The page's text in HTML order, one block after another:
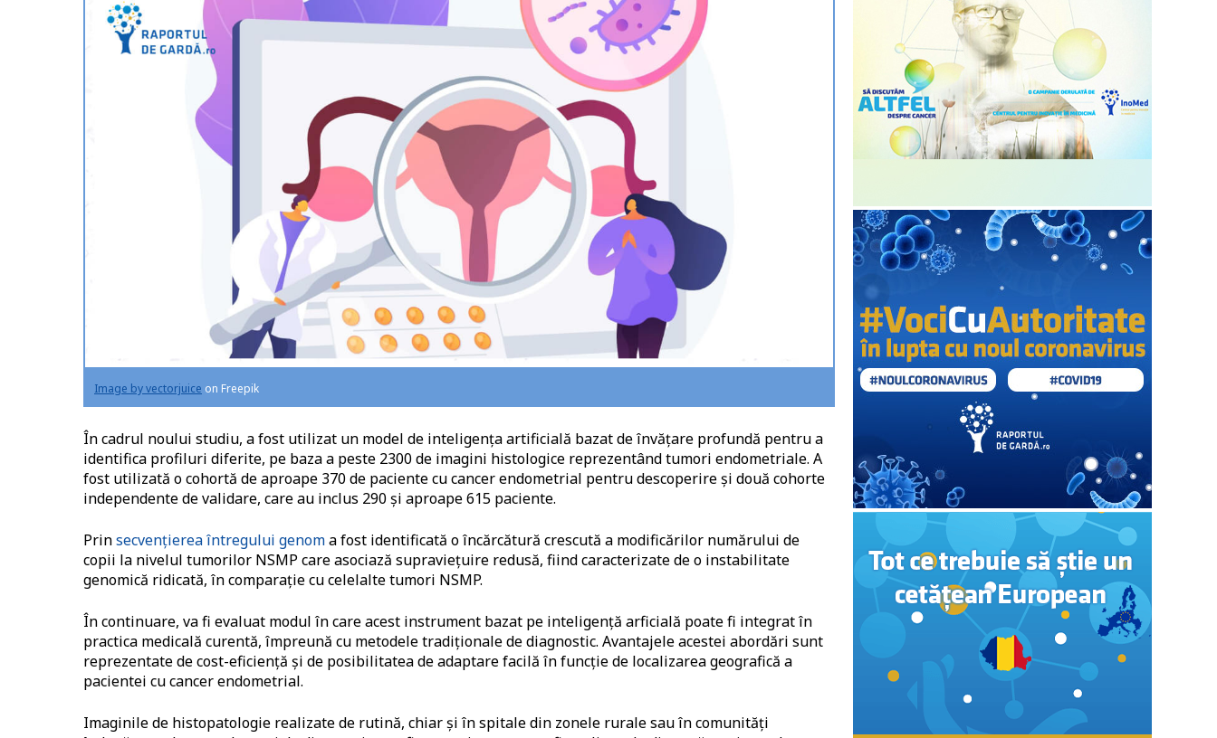
Image by vectorjuice on Freepik
În cadrul noului studiu, a fost utilizat un model de inteligenţa artificială bazat de învăţare profundă pentru a
identifica profiluri diferite, pe baza a peste 2300 de imagini histologice reprezentând tumori endometriale. A
fost utilizată o cohortă de aproape 370 de paciente cu cancer endometrial pentru descoperire şi două cohorte
independente de validare, care au inclus 290 şi aproape 615 paciente.
Prinsecvenţierea întregului genoma fost identificată o încărcătură crescută a modificărilor numărului de
copii la nivelul tumorilor NSMP care asociază supravieţuire redusă, fiind caracterizate de o instabilitate
genomică ridicată, în comparaţie cu celelalte tumori NSMP.
În continuare, va fi evaluat modul în care acest instrument bazat pe inteligenţă arficială poate fi integrat în
practica medicală curentă, împreună cu metodele tradiţionale de diagnostic. Avantajele acestei abordări sunt
reprezentate de cost-eficienţă şi de posibilitatea de adaptare facilă în funcţie de localizarea geografică a
pacientei cu cancer endometrial.
Imaginile de histopatologie realizate de rutină, chiar şi în spitale din zonele rurale sau în comunităţi